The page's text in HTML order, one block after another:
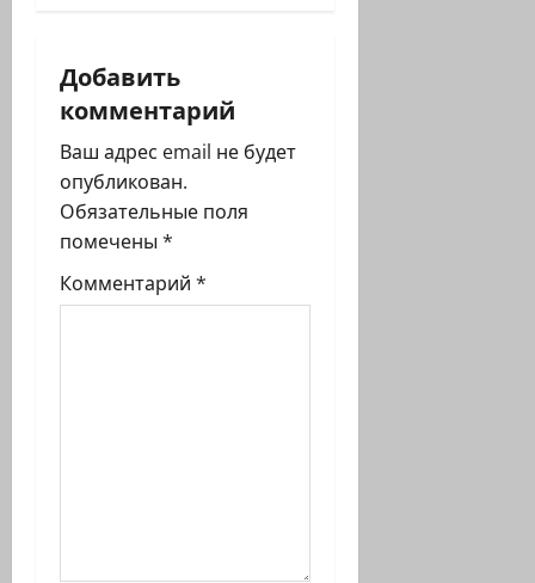
я
з
а
п
и
с
Добавить
комментарий
Ваш адрес email не будет
опубликован.
Обязательные поля
помечены *
Комментарий *